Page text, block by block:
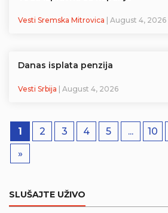
Vesti Sremska Mitrovica | August 4, 2026
Danas isplata penzija
Vesti Srbija | August 4, 2026
1 2 3 4 5 ... 10
»
SLUŠAJTE UŽIVO